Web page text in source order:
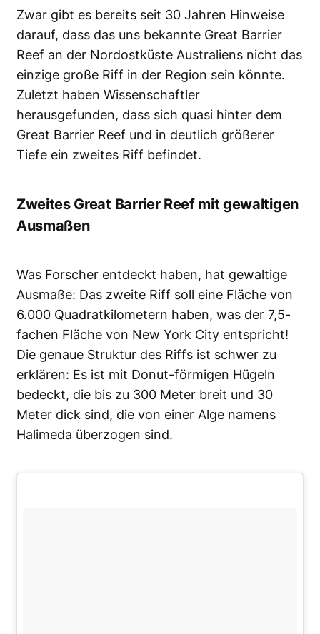
Zwar gibt es bereits seit 30 Jahren Hinweise
darauf, dass das uns bekannte Great Barrier
Reef an der Nordostküste Australiens nicht das
einzige große Riff in der Region sein könnte.
Zuletzt haben Wissenschaftler
herausgefunden, dass sich quasi hinter dem
Great Barrier Reef und in deutlich größerer
Tiefe ein zweites Riff befindet.
Zweites Great Barrier Reef mit gewaltigen
Ausmaßen
Was Forscher entdeckt haben, hat gewaltige
Ausmaße: Das zweite Riff soll eine Fläche von
6.000 Quadratkilometern haben, was der 7,5-
fachen Fläche von New York City entspricht!
Die genaue Struktur des Riffs ist schwer zu
erklären: Es ist mit Donut-förmigen Hügeln
bedeckt, die bis zu 300 Meter breit und 30
Meter dick sind, die von einer Alge namens
Halimeda überzogen sind.